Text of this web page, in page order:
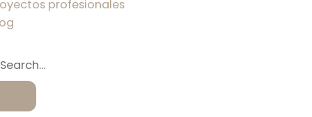
profesionales